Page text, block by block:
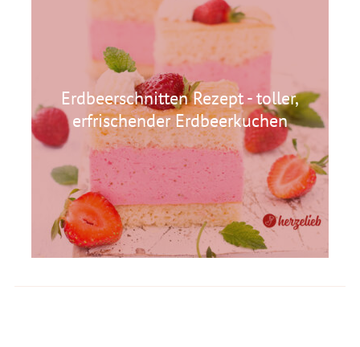
Erdbeerschnitten Rezept - toller,
erfrischender Erdbeerkuchen